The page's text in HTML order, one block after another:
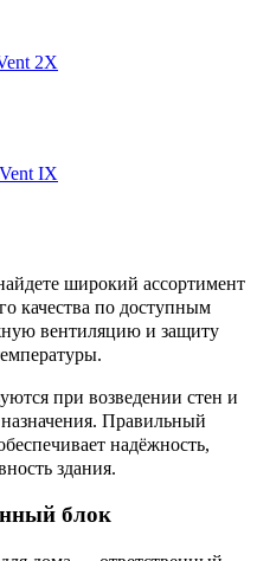
2X
IX
широкий ассортимент
качества по доступным
вентиляцию и защиту
при возведении стен и
Правильный
надёжность,
здания.
блок